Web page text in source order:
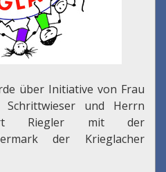
über Initiative von Frau
Schrittwieser und Herrn
Riegler mit der
der Krieglacher